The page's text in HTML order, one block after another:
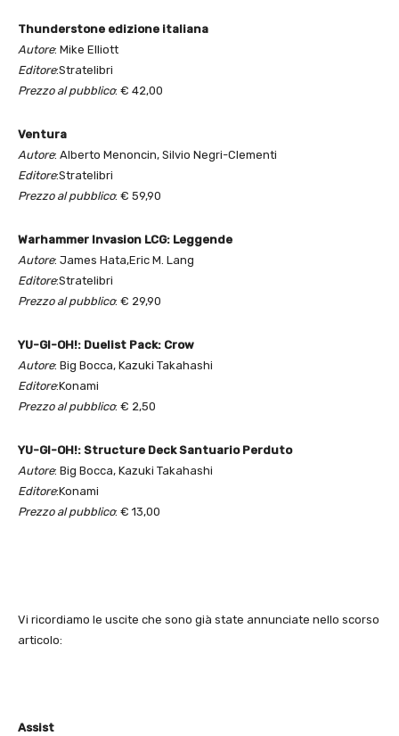
Thunderstone edizione italiana
Autore: Mike Elliott
Editore:Stratelibri
Prezzo al pubblico: € 42,00
Ventura
Autore: Alberto Menoncin, Silvio Negri-Clementi
Editore:Stratelibri
Prezzo al pubblico: € 59,90
Warhammer Invasion LCG: Leggende
Autore: James Hata,Eric M. Lang
Editore:Stratelibri
Prezzo al pubblico: € 29,90
YU-GI-OH!: Duelist Pack: Crow
Autore: Big Bocca, Kazuki Takahashi
Editore:Konami
Prezzo al pubblico: € 2,50
YU-GI-OH!: Structure Deck Santuario Perduto
Autore: Big Bocca, Kazuki Takahashi
Editore:Konami
Prezzo al pubblico: € 13,00
Vi ricordiamo le uscite che sono già state annunciate nello scorso
articolo:
Assist